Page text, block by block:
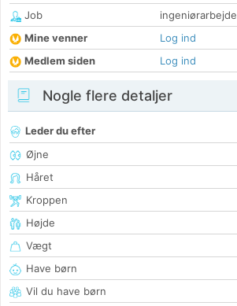
Job
ingeniørarbejde
Mine venner
Log ind
Medlem siden
Log ind
Nogle flere detaljer
Leder du efter
Øjne
Håret
Kroppen
Højde
Vægt
Have børn
Vil du have børn